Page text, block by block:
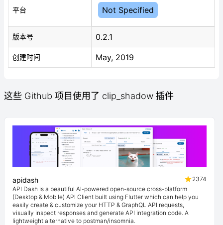
平台 Not Specified
版本号 0.2.1
创建时间 May, 2019
这些 Github 项目使用了 clip_shadow 插件
apidash
2374
API Dash is a beautiful AI-powered open-source cross-platform
(Desktop & Mobile) API Client built using Flutter which can help you
easily create & customize your HTTP & GraphQL API requests,
visually inspect responses and generate API integration code. A
lightweight alternative to postman/insomnia.